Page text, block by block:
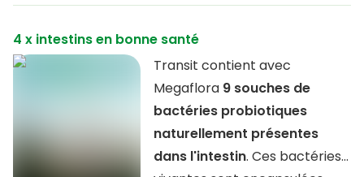
4 x intestins en bonne santé
Transit contient avec
Megaflora 9 souches de
bactéries probiotiques
naturellement présentes
dans l'intestin. Ces bactéries